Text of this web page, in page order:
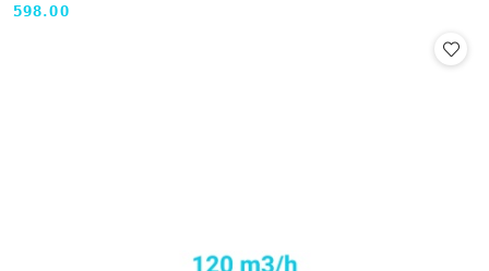
Cena:
598.00